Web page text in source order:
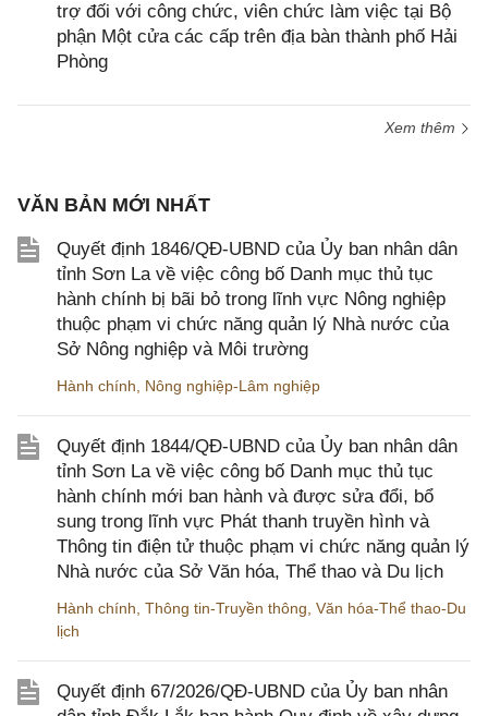
trợ đối với công chức, viên chức làm việc tại Bộ
phận Một cửa các cấp trên địa bàn thành phố Hải
Phòng
Xem thêm
VĂN BẢN MỚI NHẤT
Quyết định 1846/QĐ-UBND của Ủy ban nhân dân
tỉnh Sơn La về việc công bố Danh mục thủ tục
hành chính bị bãi bỏ trong lĩnh vực Nông nghiệp
thuộc phạm vi chức năng quản lý Nhà nước của
Sở Nông nghiệp và Môi trường
Hành chính Nông nghiệp-Lâm nghiệp
Quyết định 1844/QĐ-UBND của Ủy ban nhân dân
tỉnh Sơn La về việc công bố Danh mục thủ tục
hành chính mới ban hành và được sửa đổi, bổ
sung trong lĩnh vực Phát thanh truyền hình và
Thông tin điện tử thuộc phạm vi chức năng quản lý
Nhà nước của Sở Văn hóa, Thể thao và Du lịch
Hành chính Thông tin-Truyền thông Văn hóa-Thể thao-Du
lịch
Quyết định 67/2026/QĐ-UBND của Ủy ban nhân